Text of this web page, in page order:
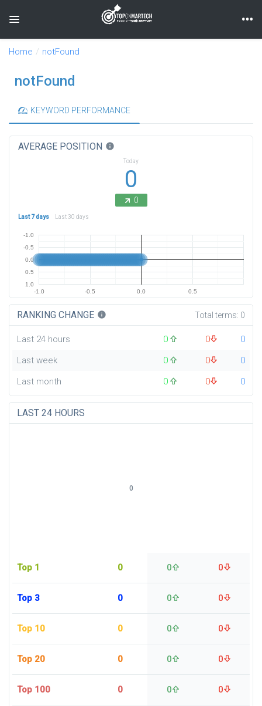
Toggle navigation
Home notFound
notFound
KEYWORD PERFORMANCE
AVERAGE POSITION info
Today
0
0
Last 7 days Last 30 days
-1.0 -0.5 0.0 0.5
-1.0
-0.5
0.0
0.5
1.0
RANKING CHANGE info Total terms: 0
Last 24 hours 0 0
0
Last week
0 0
0
Last month
0 0 0
LAST 24 HOURS
Top 1 0 0 0
Top 3 0 0 0
Top 10 0 0 0
Top 20 0 0 0
Top 100 0 0 0
0